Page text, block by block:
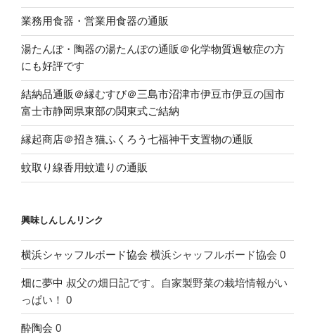
業務用食器・営業用食器の通販
湯たんぽ・陶器の湯たんぽの通販＠化学物質過敏症の方
にも好評です
結納品通販＠縁むすび＠三島市沼津市伊豆市伊豆の国市
富士市静岡県東部の関東式ご結納
縁起商店＠招き猫ふくろう七福神干支置物の通販
蚊取り線香用蚊遣りの通販
興味しんしんリンク
横浜シャッフルボード協会 横浜シャッフルボード協会 0
畑に夢中 叔父の畑日記です。自家製野菜の栽培情報がい
っぱい！ 0
酔陶会 0